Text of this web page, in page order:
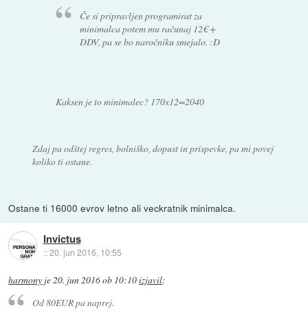
Če si pripravljen programirat za
minimalca potem mu računaj 12€ +
DDV, pa se bo naročniku smejalo. :D
Kaksen je to minimalec? 170x12=2040
Zdaj pa odštej regres, bolniško, dopust in prispevke, pa mi povej
koliko ti ostane.
Ostane ti 16000 evrov letno ali veckratnik minimalca.
Invictus
::20. jun 2016, 10:55
harmony je20. jun 2016 ob 10:10izjavil:
Od 80EUR pa naprej.